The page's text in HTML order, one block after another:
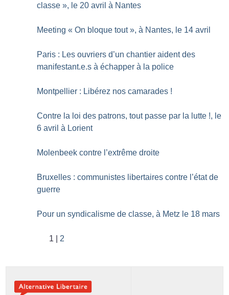
classe », le 20 avril à Nantes
Meeting « On bloque tout », à Nantes, le 14 avril
Paris : Les ouvriers d’un chantier aident des
manifestant.e.s à échapper à la police
Montpellier : Libérez nos camarades !
Contre la loi des patrons, tout passe par la lutte !, le
6 avril à Lorient
Molenbeek contre l’extrême droite
Bruxelles : communistes libertaires contre l’état de
guerre
Pour un syndicalisme de classe, à Metz le 18 mars
1 2